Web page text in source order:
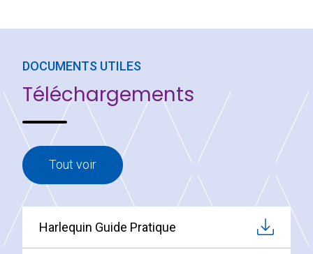
DOCUMENTS UTILES
Téléchargements
Tout voir
Harlequin Guide Pratique